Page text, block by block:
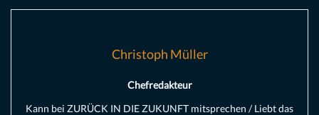
Christoph Müller
Chefredakteur
Kann bei ZURÜCK IN DIE ZUKUNFT mitsprechen / Liebt das